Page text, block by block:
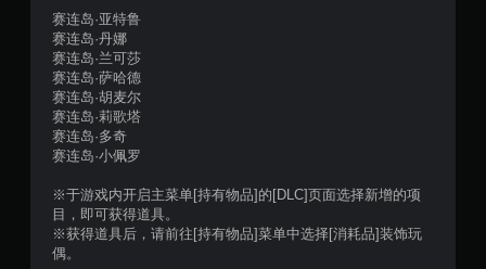
赛连岛·亚特鲁
赛连岛·丹娜
赛连岛·兰可莎
赛连岛·萨哈德
赛连岛·胡麦尔
赛连岛·莉歌塔
赛连岛·多奇
赛连岛·小佩罗
※于游戏内开启主菜单[持有物品]的[DLC]页面选择新增的项
目，即可获得道具。
※获得道具后，请前往[持有物品]菜单中选择[消耗品]装饰玩
偶。